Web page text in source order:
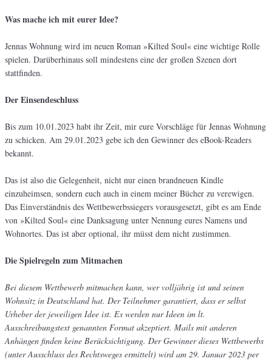
Was mache ich mit eurer Idee?
Jennas Wohnung wird im neuen Roman »Kilted Soul« eine wichtige Rolle
spielen. Darüberhinaus soll mindestens eine der großen Szenen dort
stattfinden.
Der Einsendeschluss
Bis zum 10.01.2023 habt ihr Zeit, mir eure Vorschläge für Jennas Wohnung
zu schicken. Am 29.01.2023 gebe ich den Gewinner des eBook-Readers
bekannt.
Das ist also die Gelegenheit, nicht nur einen brandneuen Kindle
einzuheimsen, sondern euch auch in einem meiner Bücher zu verewigen.
Das Einverständnis des Wettbewerbssiegers vorausgesetzt, gibt es am Ende
von »Kilted Soul« eine Danksagung unter Nennung eures Namens und
Wohnortes. Das ist aber optional, ihr müsst dem nicht zustimmen.
Die Spielregeln zum Mitmachen
Bei diesem Wettbewerb mitmachen kann, wer volljährig ist und seinen
Wohnsitz in Deutschland hat. Der Teilnehmer garantiert, dass er selbst
Urheber der jeweiligen Idee ist. Es werden nur Ideen im lt.
Ausschreibungstext genannten Format akzeptiert. Mails mit anderen
Anhängen finden keine Berücksichtigung. Der Gewinner dieses Wettbewerbs
(unter Ausschluss des Rechtsweges ermittelt) wird am 29. Januar 2023 per